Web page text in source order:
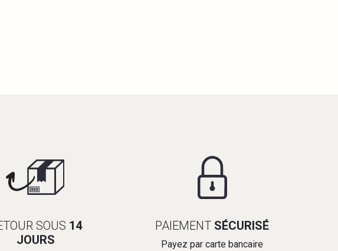
SOUS 14
JOURS
PAIEMENT SÉCURISÉ
Payez par carte bancaire